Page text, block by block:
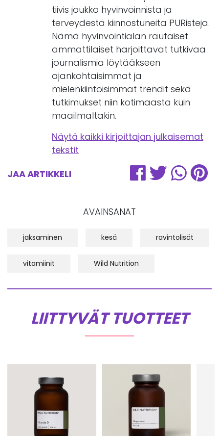
tiivis joukko hyvinvoinnista ja
terveydestä kiinnostuneita PURisteja.
Nämä hyvinvointialan rautaiset
ammattilaiset harjoittavat tutkivaa
journalismia löytääkseen
ajankohtaisimmat ja
mielenkiintoisimmat trendit sekä
tutkimukset niin kotimaasta kuin
maailmaltakin.
Näytä kaikki kirjoittajan julkaisemat
tekstit
JAA ARTIKKELI
AVAINSANAT
jaksaminen kesä ravintolisät
vitamiinit Wild Nutrition
LIITTYVÄT TUOTTEET